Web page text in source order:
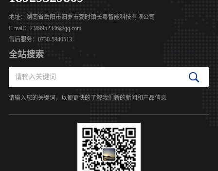
地址：湖南省岳阳市汨罗市弼时镇长粤智能科技有限公司
E-mail：2389952346@qq.com
售后服务：0730-5940513
全站搜索
请输入您的关键词，以便更快的了解我们新的新闻和产品信息